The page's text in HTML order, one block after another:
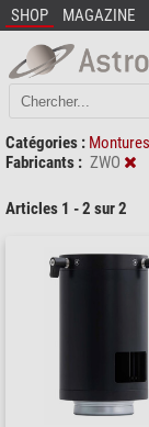
SHOP MAGAZINE
Catégories :
Fabricants : ZWO
Articles 1 - 2 sur 2